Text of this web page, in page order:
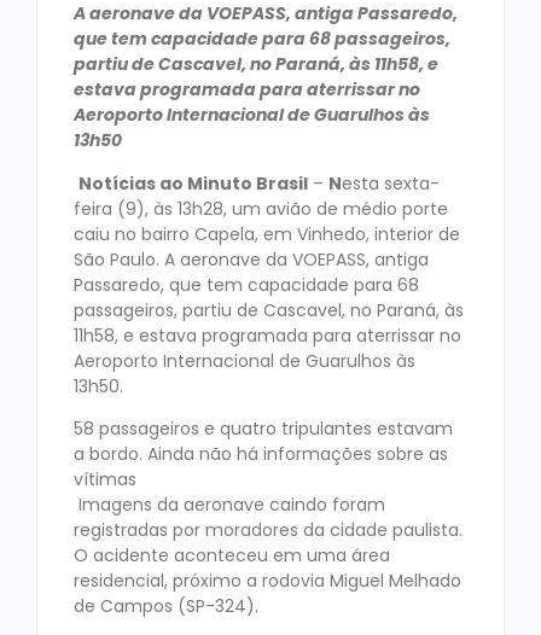
A aeronave da VOEPASS, antiga Passaredo,
que tem capacidade para 68 passageiros,
partiu de Cascavel, no Paraná, às 11h58, e
estava programada para aterrissar no
Aeroporto Internacional de Guarulhos às
13h50
Notícias ao Minuto Brasil – Nesta sexta-
feira (9), às 13h28, um avião de médio porte
caiu no bairro Capela, em Vinhedo, interior de
São Paulo. A aeronave da VOEPASS, antiga
Passaredo, que tem capacidade para 68
passageiros, partiu de Cascavel, no Paraná, às
11h58, e estava programada para aterrissar no
Aeroporto Internacional de Guarulhos às
13h50.
58 passageiros e quatro tripulantes estavam
a bordo. Ainda não há informações sobre as
vítimas
Imagens da aeronave caindo foram
registradas por moradores da cidade paulista.
O acidente aconteceu em uma área
residencial, próximo a rodovia Miguel Melhado
de Campos (SP-324).